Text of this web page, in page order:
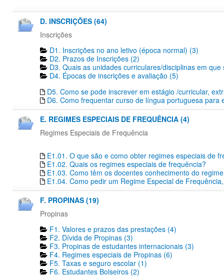
D. INSCRIÇÕES (64)
Inscrições
D1. Inscrições no ano letivo (época normal) (3)
D2. Prazos de Inscrições (2)
D3. Quais as unidades curriculares/disciplinas em
D4. Épocas de inscrições e avaliação (5)
D5. Como se pode inscrever em estágio /curricular,
D6. Como frequentar curso de língua portuguesa para
E. REGIMES ESPECIAIS DE FREQUÊNCIA (4)
Regimes Especiais de Frequência
E1.01. O que são e como obter regimes especiais de
E1.02. Quais os regimes especiais de frequência?
E1.03. Como têm os docentes conhecimento do
E1.04. Como pedir um Regime Especial de
F. PROPINAS (19)
Propinas
F1. Valores e prazos das prestações (4)
F2. Dívida de Propinas (3)
F3. Propinas de estudantes internacionais (3)
F4. Regimes especiais de Propinas (6)
F5. Taxas e seguro escolar (1)
F6. Estudantes Bolseiros (2)